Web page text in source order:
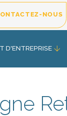
VOTRE
NOUS
D'ENTREPRISE